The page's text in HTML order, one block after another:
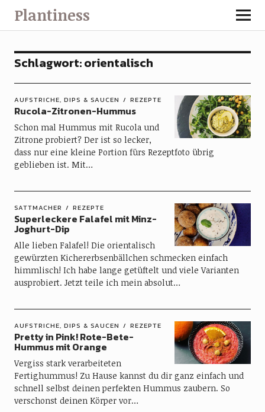
Plantiness
Schlagwort:orientalisch
AUFSTRICHE, DIPS & SAUCEN REZEPTE
Rucola-Zitronen-Hummus
Schon mal Hummus mit Rucola und
Zitrone probiert? Der ist so lecker,
dass nur eine kleine Portion fürs Rezeptfoto übrig
geblieben ist. Mit…
SATTMACHER REZEPTE
Superleckere Falafel mit Minz-
Joghurt-Dip
Alle lieben Falafel! Die orientalisch
gewürzten Kichererbsenbällchen schmecken einfach
himmlisch! Ich habe lange getüftelt und viele Varianten
ausprobiert. Jetzt teile ich mein absolut…
AUFSTRICHE, DIPS & SAUCEN REZEPTE
Pretty in Pink! Rote-Bete-
Hummus mit Orange
Vergiss stark verarbeiteten
Fertighummus! Zu Hause kannst du dir ganz einfach und
schnell selbst deinen perfekten Hummus zaubern. So
verschonst deinen Körper vor…